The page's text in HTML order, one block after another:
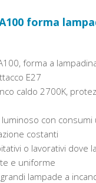
forma
forma a
E27
caldo 2700K,
con
costanti
o lavorativi dove
e uniforme
lampade a